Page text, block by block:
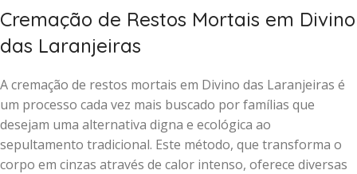
Cremação de Restos Mortais em Divino
das Laranjeiras
A cremação de restos mortais em Divino das Laranjeiras é
um processo cada vez mais buscado por famílias que
desejam uma alternativa digna e ecológica ao
sepultamento tradicional. Este método, que transforma o
corpo em cinzas através de calor intenso, oferece diversas